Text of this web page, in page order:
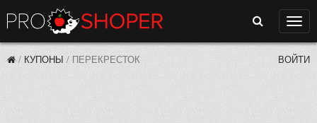
Поиск
/ КУПОНЫ / ПЕРЕКРЕСТОК ВОЙТИ